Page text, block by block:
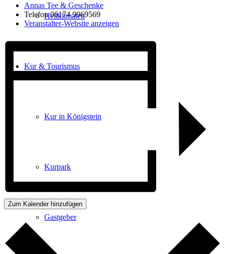
Heilklimaten
Kur & Tourismus
Kur in Königstein
Kurpark
Gastgeber
Annas Tee & Geschenke
Telefon06174 9969569
Veranstalter-Website anzeigen
Zum Kalender hinzufügen